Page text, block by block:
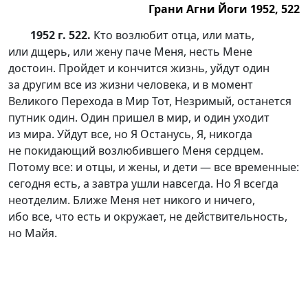
Грани Агни Йоги 1952, 522
1952 г. 522. Кто возлюбит отца, или мать,
или дщерь, или жену паче Меня, несть Мене
достоин. Пройдет и кончится жизнь, уйдут один
за другим все из жизни человека, и в момент
Великого Перехода в Мир Тот, Незримый, останется
путник один. Один пришел в мир, и один уходит
из мира. Уйдут все, но Я Останусь, Я, никогда
не покидающий возлюбившего Меня сердцем.
Потому все: и отцы, и жены, и дети — все временные:
сегодня есть, а завтра ушли навсегда. Но Я всегда
неотделим. Ближе Меня нет никого и ничего,
ибо все, что есть и окружает, не действительность,
но Майя.